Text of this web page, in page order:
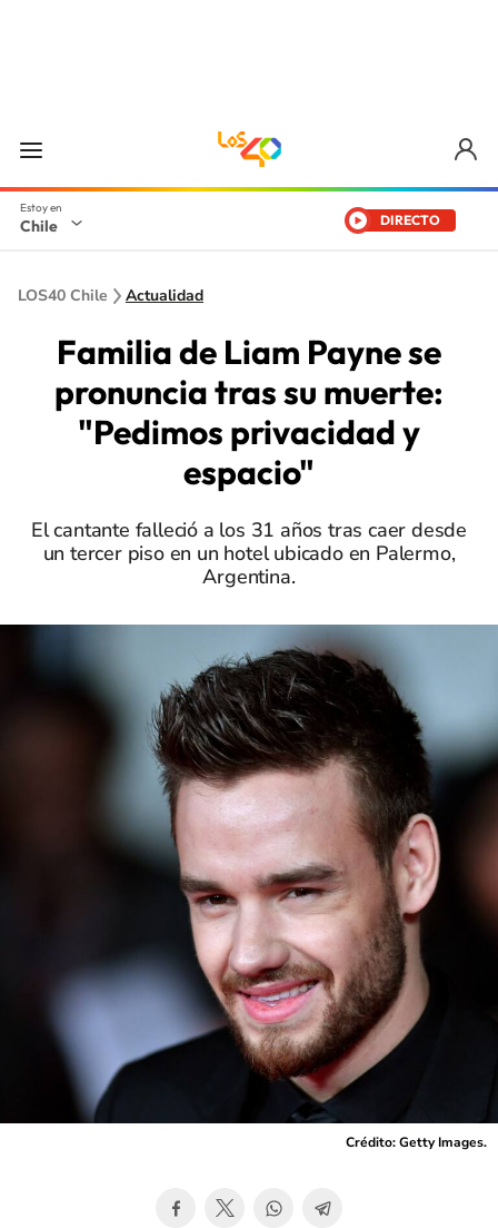
Chile DIRECTO
LOS40 Chile Actualidad
Familia de Liam Payne se
pronuncia tras su muerte:
"Pedimos privacidad y
espacio"
El cantante falleció a los 31 años tras caer desde
un tercer piso en un hotel ubicado en Palermo,
Argentina.
Crédito: Getty Images.